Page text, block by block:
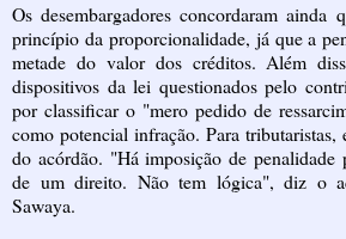
Os desembargadores concordaram ainda
princípio da proporcionalidade, já que a
metade do valor dos créditos. Além
dispositivos da lei questionados pelo
por classificar o "mero pedido de
como potencial infração. Para tributaristas,
do acórdão. "Há imposição de penalidade
de um direito. Não tem lógica", diz o
Sawaya.